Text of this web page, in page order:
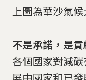
上圖為華沙氣
不是承諾，是貢
各個國家對減